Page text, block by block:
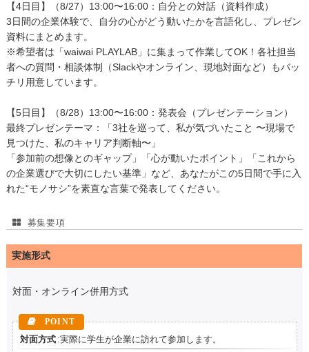
【4日目】（8/27）13:00〜16:00：自分との対話（資料作成）
3日間の企業体験で、自分の心がどう動いたかを言語化し、プレゼン
資料にまとめます。
※希望者は「waiwai PLAYLAB」に集まって作業してOK！各社担当
者への質問・相談体制（Slackやオンライン、現地対面など）もバッ
チリ用意しています。
【5日目】（8/28）13:00〜16:00：発表会（プレゼンテーション）
最終プレゼンテーマ：「3社を巡って、私が気づいたこと 〜現場で
見つけた、私のキャリア判断軸〜」
「参加前の想像とのギャップ」「心が動いたポイント」「これから
の企業選びで大切にしたい基準」など、あなたがこの5日間で手に入
れた“モノサシ”を素直な言葉で発表してください。
募集要項
実施形式
対面・オンライン併用方式
対面方式 :実際に学生が企業に訪れて参加します。